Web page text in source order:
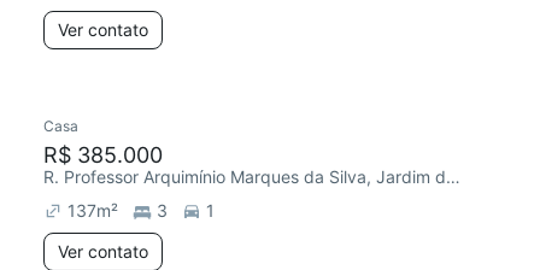
Ver contato
Casa
R$ 385.000
R. Professor Arquimínio Marques da Silva, Jardim do Carmo
137m² 3
1
Ver contato